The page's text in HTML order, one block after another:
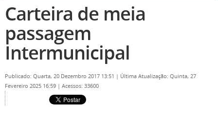
Carteira de meia
passagem
Intermunicipal
Publicado: Quarta, 20 Dezembro 2017 13:51 | Última Atualização: Quinta, 27
Fevereiro 2025 16:59 | Acessos: 33600